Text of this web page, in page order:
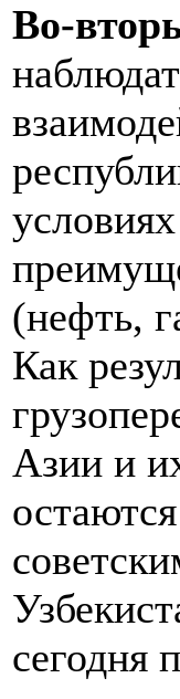
Во-
(нефть,
Как
Азии и
сегодня